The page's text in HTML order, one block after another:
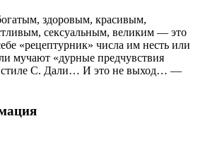
здоровым, красивым,
сексуальным, великим — это
«рецептурник» числа им несть или
мучают «дурные предчувствия
стиле С. Дали… И это не выход… —